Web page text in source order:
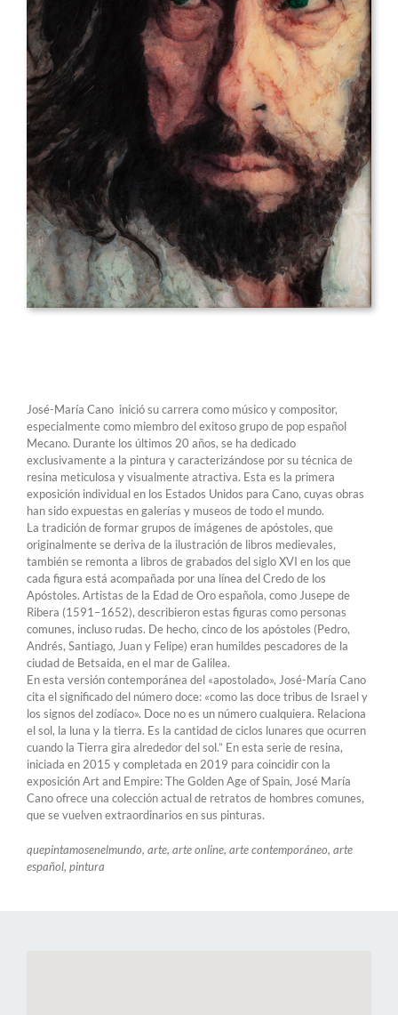
José-María Cano inició su carrera como músico y compositor,
especialmente como miembro del exitoso grupo de pop español
Mecano. Durante los últimos 20 años, se ha dedicado
exclusivamente a la pintura y caracterizándose por su técnica de
resina meticulosa y visualmente atractiva. Esta es la primera
exposición individual en los Estados Unidos para Cano, cuyas obras
han sido expuestas en galerías y museos de todo el mundo.
La tradición de formar grupos de imágenes de apóstoles, que
originalmente se deriva de la ilustración de libros medievales,
también se remonta a libros de grabados del siglo XVI en los que
cada figura está acompañada por una línea del Credo de los
Apóstoles. Artistas de la Edad de Oro española, como Jusepe de
Ribera (1591–1652), describieron estas figuras como personas
comunes, incluso rudas. De hecho, cinco de los apóstoles (Pedro,
Andrés, Santiago, Juan y Felipe) eran humildes pescadores de la
ciudad de Betsaida, en el mar de Galilea.
En esta versión contemporánea del «apostolado», José-María Cano
cita el significado del número doce: «como las doce tribus de Israel y
los signos del zodíaco». Doce no es un número cualquiera. Relaciona
el sol, la luna y la tierra. Es la cantidad de ciclos lunares que ocurren
cuando la Tierra gira alrededor del sol.” En esta serie de resina,
iniciada en 2015 y completada en 2019 para coincidir con la
exposición Art and Empire: The Golden Age of Spain, José María
Cano ofrece una colección actual de retratos de hombres comunes,
que se vuelven extraordinarios en sus pinturas.
quepintamosenelmundo, arte, arte online, arte contemporáneo, arte
español, pintura